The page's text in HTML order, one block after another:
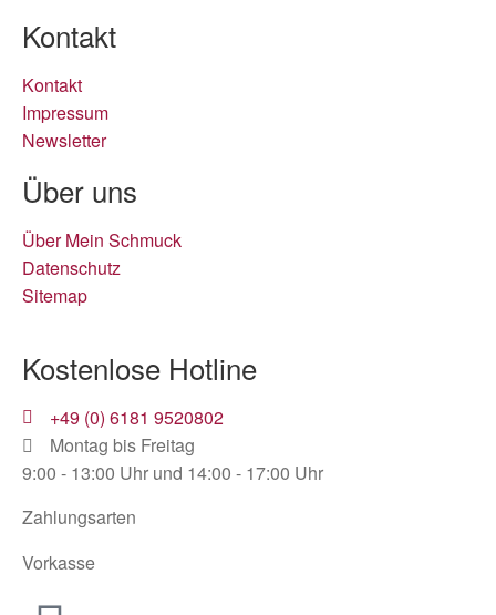
Kontakt
Kontakt
Impressum
Newsletter
Über uns
Über Mein Schmuck
Datenschutz
Sitemap
Kostenlose Hotline
+49 (0) 6181 9520802
Montag bis Freitag
9:00 - 13:00 Uhr und 14:00 - 17:00 Uhr
Zahlungsarten
Vorkasse